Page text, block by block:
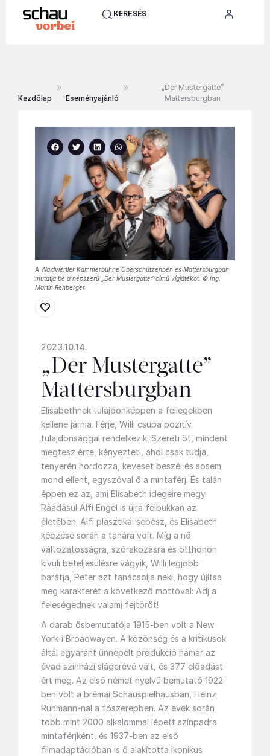
KERESÉS
Kezdőlap Eseményajánló
„Der Mustergatte”
Mattersburgban
A Waldviertler Kammerbühne Oberschützenben és Mattersburgban
mutatja be a népszerű „Der Mustergatte” című vígjátékot. © Ing.
Martin Rehberger
2023.10.14.
„Der Mustergatte”
Mattersburgban
Elisabethnek tulajdonképpen a fellegekben
kellene járnia. Férje, Willi csupa pozitív
tulajdonsággal rendelkezik. Szereti őt, mindent
megtesz érte, kényezteti, ahol csak tudja,
tenyerén hordozza, keveset beszél és sosem
mond ellent, egyszóval ő a mintaférj. És talán
éppen ez az, ami Elisabeth idegeire megy.
Ráadásul Alfi Engel is újra felbukkan az
életében. Alfi plasztikai sebész, és Elisabeth
képzése során a tanára volt. Míg a nő
változatosságra, szórakozásra és otthonon
kívüli beteljesülésre vágyik, Willi legjobb
barátja, Peter azt tanácsolja neki, hogy újítsa
meg karakterét a következő mottóval: Adj a
feleségednek valami fejtörőt!
A darab ősbemutatója 1915-ben volt a New
York-i Broadwayen. A közönség és a kritikusok
által egyaránt ünnepelt produkció hamar az
évad színházi slágerévé vált, és 377 előadást
ért meg. Az első német nyelvű bemutató 1922-
ben volt a brémai Schauspielhausban, Heinz
Rühmann-nal a főszerepben. Az évek során
több mint 2000 alkalommal lépett színpadra
mintaférjként, és 1937-ben az első
filmadaptációban is ő alakította ikonikus